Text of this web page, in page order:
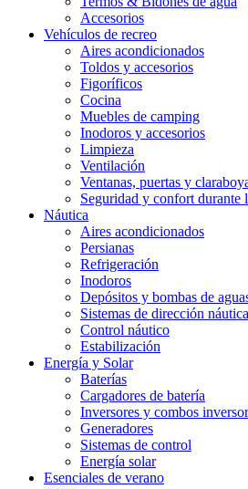
Accesorios
Vehículos de recreo
Aires acondicionados
Toldos y accesorios
Figoríficos
Cocina
Muebles de camping
Inodoros y accesorios
Limpieza
Ventilación
Ventanas, puertas y
Seguridad y confort durante
Náutica
Aires acondicionados
Persianas
Refrigeración
Inodoros
Depósitos y bombas de
Sistemas de dirección náutica
Control náutico
Estabilización
Energía y Solar
Baterías
Cargadores de batería
Inversores y combos
Generadores
Sistemas de control
Energía solar
Esenciales de verano